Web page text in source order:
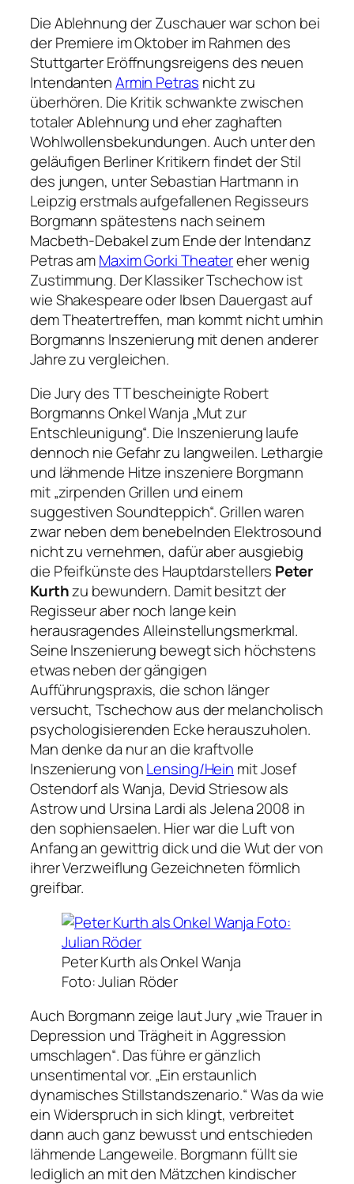
Die Ablehnung der Zuschauer war schon bei
der Premiere im Oktober im Rahmen des
Stuttgarter Eröffnungsreigens des neuen
IntendantenArmin Petras nicht zu
überhören. Die Kritik schwankte zwischen
totaler Ablehnung und eher zaghaften
Wohlwollensbekundungen. Auch unter den
geläufigen Berliner Kritikern findet der Stil
des jungen, unter Sebastian Hartmann in
Leipzig erstmals aufgefallenen Regisseurs
Borgmann spätestens nach seinem
Macbeth-Debakel zum Ende der Intendanz
Petras amMaxim Gorki Theatereher wenig
Zustimmung. Der Klassiker Tschechow ist
wie Shakespeare oder Ibsen Dauergast auf
dem Theatertreffen, man kommt nicht umhin
Borgmanns Inszenierung mit denen anderer
Jahre zu vergleichen.
Die Jury des TT bescheinigte Robert
Borgmanns Onkel Wanja „Mut zur
Entschleunigung“. Die Inszenierung laufe
dennoch nie Gefahr zu langweilen. Lethargie
und lähmende Hitze inszeniere Borgmann
mit „zirpenden Grillen und einem
suggestiven Soundteppich“. Grillen waren
zwar neben dem benebelnden Elektrosound
nicht zu vernehmen, dafür aber ausgiebig
die Pfeifkünste des Hauptdarstellers Peter
Kurthzu bewundern. Damit besitzt der
Regisseur aber noch lange kein
herausragendes Alleinstellungsmerkmal.
Seine Inszenierung bewegt sich höchstens
etwas neben der gängigen
Aufführungspraxis, die schon länger
versucht, Tschechow aus der melancholisch
psychologisierenden Ecke herauszuholen.
Man denke da nur an die kraftvolle
Inszenierung vonLensing/Hein mit Josef
Ostendorf als Wanja, Devid Striesow als
Astrow und Ursina Lardi als Jelena 2008 in
den sophiensaelen. Hier war die Luft von
Anfang an gewittrig dick und die Wut der von
ihrer Verzweiflung Gezeichneten förmlich
greifbar.
Peter Kurth als Onkel Wanja
Foto: Julian Röder
Auch Borgmann zeige laut Jury „wie Trauer in
Depression und Trägheit in Aggression
umschlagen“. Das führe er gänzlich
unsentimental vor. „Ein erstaunlich
dynamisches Stillstandszenario.“Was da wie
ein Widerspruch in sich klingt, verbreitet
dann auch ganz bewusst und entschieden
lähmende Langeweile. Borgmann füllt sie
lediglich an mit den Mätzchen kindischer